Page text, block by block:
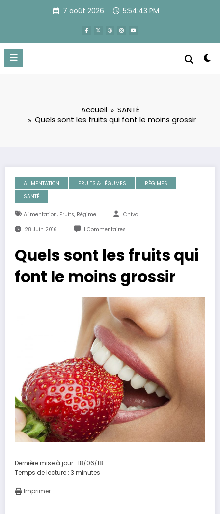
7 août 2026 5:54:44 PM
Accueil
SANTÉ
Quels sont les fruits qui font le moins grossir
ALIMENTATION FRUITS & LÉGUMES
RÉGIMES
SANTÉ
Alimentation, Fruits, Régime Chiva
28 Juin 2016 1 Commentaires
Quels sont les fruits qui
font le moins grossir
Dernière mise à jour : 18/06/18
Temps de lecture : 3 minutes
Imprimer